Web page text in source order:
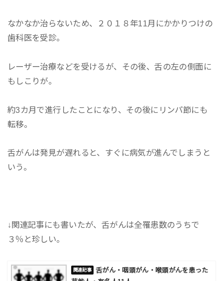
なかなか治らないため、２０１８年11月にかかりつけの
歯科医を受診。
レーザー治療などを受けるが、その後、舌の左の側面に
もしこりが。
約3カ月で進行したことになり、その後にリンパ節にも
転移。
舌がんは発見が遅れると、すぐに病気が進んでしまうと
いう。
↓関連記事にも書いたが、舌がんは全罹患数のうちで
３％と珍しい。
舌がん・咽頭がん・喉頭がんを患った